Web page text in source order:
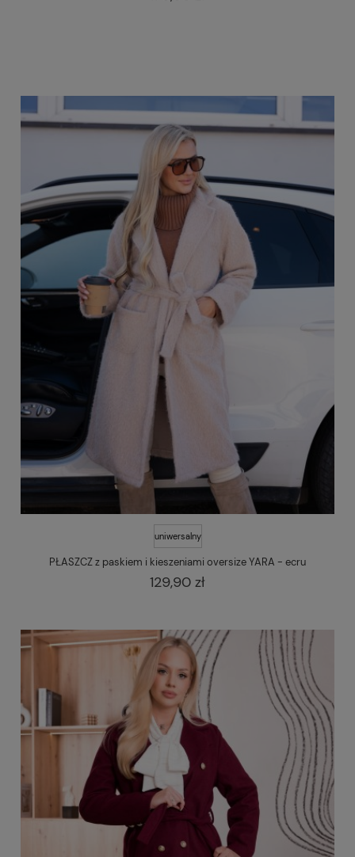
uniwersalny
PŁASZCZ z paskiem i kieszeniami oversize YARA - ecru
129,90 zł